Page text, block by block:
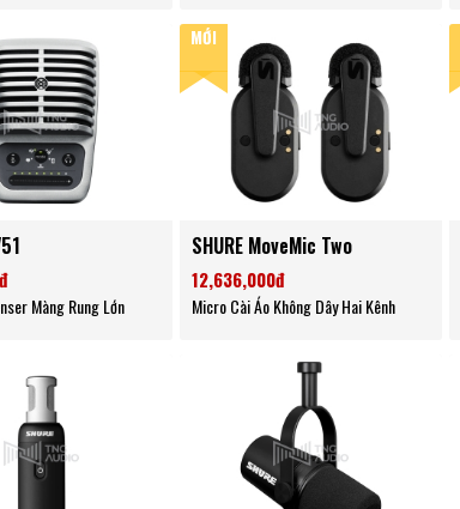
Micro Podcast
Màng Rung Lớn
MỚI
SHURE MoveMic Two
12,636,000đ
Micro Cài Áo Không Dây Hai Kênh